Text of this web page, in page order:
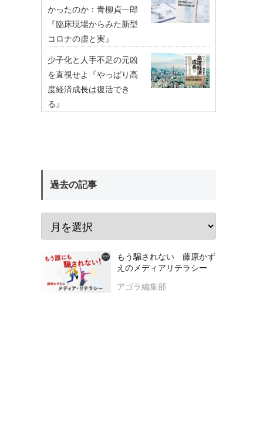
かったのか：青柳貞一郎
『臨床現場からみた新型
コロナの虚と実』
少子化と人手不足の元凶
を直視せよ『やっぱり高
度経済成長は復活でき
る』
過去の記事
もう騙されない 藤原かず
えのメディアリテラシー
アゴラ編集部